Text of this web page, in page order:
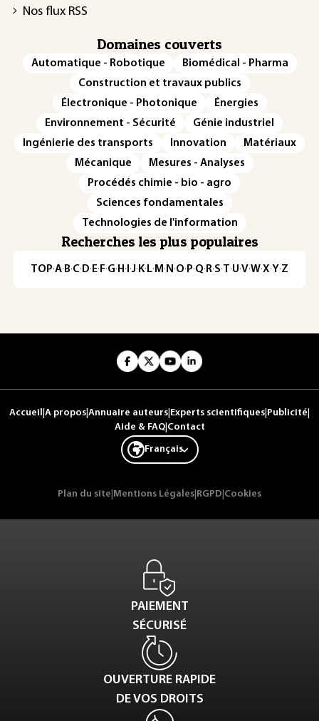
Nos flux RSS
Domaines couverts
Automatique - Robotique
Biomédical - Pharma
Construction et travaux publics
Électronique - Photonique
Énergies
Environnement - Sécurité
Génie industriel
Ingénierie des transports
Innovation
Matériaux
Mécanique
Mesures - Analyses
Procédés chimie - bio - agro
Sciences fondamentales
Technologies de l'information
Recherches les plus populaires
TOP·A·B·C· D· E· F·G· H · ·J· K· L· M · N ·O· P·Q· R·S·T·U·V·W·X·Y·Z
Accueil A propos Annuaire auteurs Experts scientifiques Publicité
Aide & FAQ| Contact
Français
Plan du site Mentions Légales RGPD Cookies
PAIEMENT
SÉCURISÉ
OUVERTURE RAPIDE
DE VOS DROITS